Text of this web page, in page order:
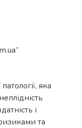
яка
і
та